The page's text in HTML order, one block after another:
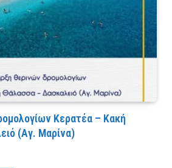
Κερατέα – Κακή
(Αγ. Μαρίνα)